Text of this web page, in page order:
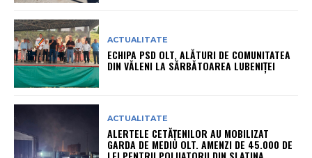
ACTUALITATE
ECHIPA PSD OLT, ALĂTURI DE COMUNITATEA
DIN VĂLENI LA SĂRBĂTOAREA LUBENIȚEI
ACTUALITATE
ALERTELE CETĂȚENILOR AU MOBILIZAT
GARDA DE MEDIU OLT. AMENZI DE 45.000 DE